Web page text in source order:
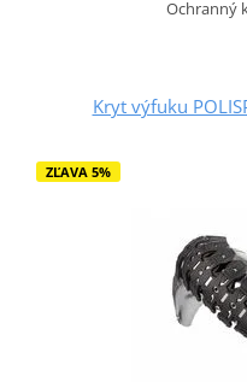
Ochranný
Kryt výfuku
ZĽAVA 5%